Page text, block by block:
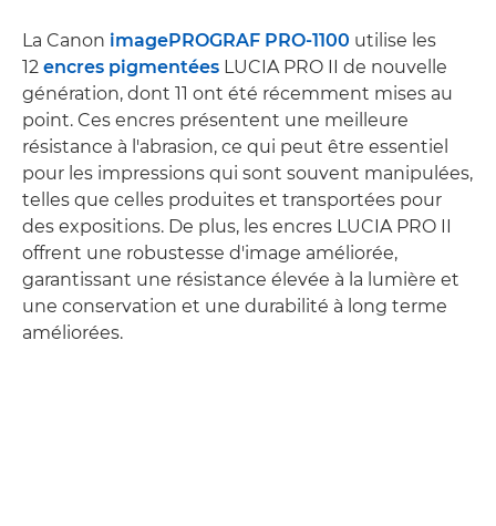
La Canon imagePROGRAF PRO-1100 utilise les
12 encres pigmentées LUCIA PRO II de nouvelle
génération, dont 11 ont été récemment mises au
point. Ces encres présentent une meilleure
résistance à l'abrasion, ce qui peut être essentiel
pour les impressions qui sont souvent manipulées,
telles que celles produites et transportées pour
des expositions. De plus, les encres LUCIA PRO II
offrent une robustesse d'image améliorée,
garantissant une résistance élevée à la lumière et
une conservation et une durabilité à long terme
améliorées.